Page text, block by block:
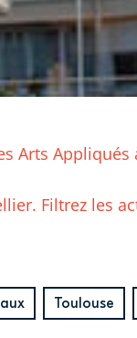
Arts Appliqués
Filtrez les
Toulouse